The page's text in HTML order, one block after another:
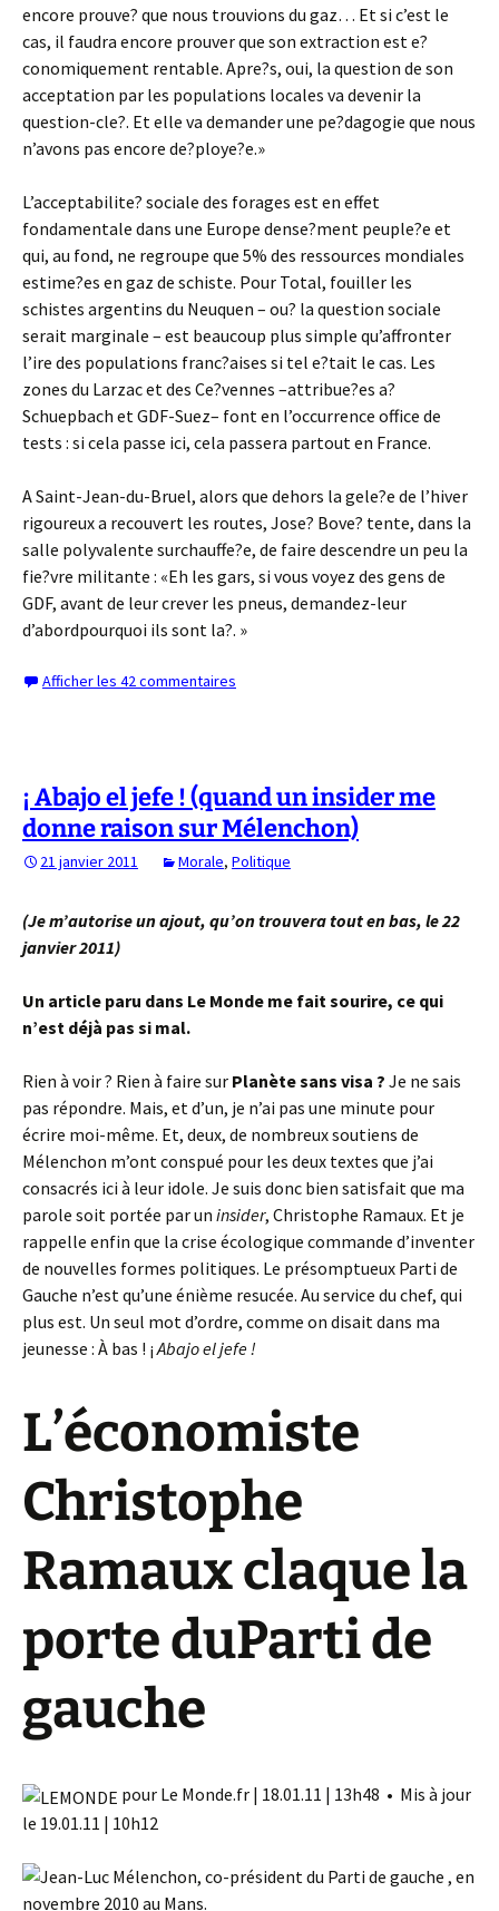
encore prouve? que nous trouvions du gaz… Et si c’est le
cas, il faudra encore prouver que son extraction est e?
conomiquement rentable. Apre?s, oui, la question de son
acceptation par les populations locales va devenir la
question-cle?. Et elle va demander une pe?dagogie que nous
n’avons pas encore de?ploye?e.»
L’acceptabilite? sociale des forages est en effet
fondamentale dans une Europe dense?ment peuple?e et
qui, au fond, ne regroupe que 5% des ressources mondiales
estime?es en gaz de schiste. Pour Total, fouiller les
schistes argentins du Neuquen – ou? la question sociale
serait marginale – est beaucoup plus simple qu’affronter
l’ire des populations franc?aises si tel e?tait le cas. Les
zones du Larzac et des Ce?vennes –attribue?es a?
Schuepbach et GDF-Suez– font en l’occurrence office de
tests : si cela passe ici, cela passera partout en France.
A Saint-Jean-du-Bruel, alors que dehors la gele?e de l’hiver
rigoureux a recouvert les routes, Jose? Bove? tente, dans la
salle polyvalente surchauffe?e, de faire descendre un peu la
fie?vre militante : «Eh les gars, si vous voyez des gens de
GDF, avant de leur crever les pneus, demandez-leur
d’abordpourquoi ils sont la?. »
Afficher les 42 commentaires
¡ Abajo el jefe ! (quand un insider me
donne raison sur Mélenchon)
21 janvier 2011 Morale, Politique
(Je m’autorise un ajout, qu’on trouvera tout en bas, le 22
janvier 2011)
Un article paru dans Le Monde me fait sourire, ce qui
n’est déjà pas si mal.
Rien à voir ? Rien à faire sur Planète sans visa ? Je ne sais
pas répondre. Mais, et d’un, je n’ai pas une minute pour
écrire moi-même. Et, deux, de nombreux soutiens de
Mélenchon m’ont conspué pour les deux textes que j’ai
consacrés ici à leur idole. Je suis donc bien satisfait que ma
parole soit portée par un insider, Christophe Ramaux. Et je
rappelle enfin que la crise écologique commande d’inventer
de nouvelles formes politiques. Le présomptueux Parti de
Gauche n’est qu’une énième resucée. Au service du chef, qui
plus est. Un seul mot d’ordre, comme on disait dans ma
jeunesse : À bas ! ¡Abajo el jefe !
L’économiste
Christophe
Ramaux claque la
porte duParti de
gauche
pour Le Monde.fr | 18.01.11 | 13h48 • Mis à jour
le 19.01.11 | 10h12